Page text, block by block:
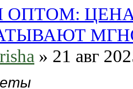
» 21 авг